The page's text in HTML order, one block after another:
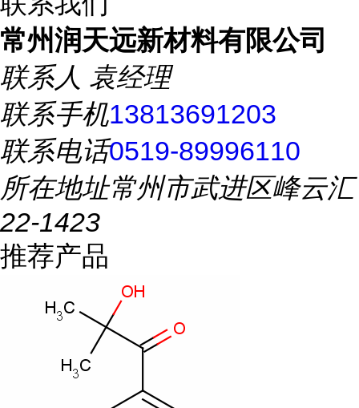
常州润天远新材料有限公司
联系人 袁经理
联系手机13813691203
联系电话0519-89996110
所在地址常州市武进区峰云汇
22-1423
推荐产品